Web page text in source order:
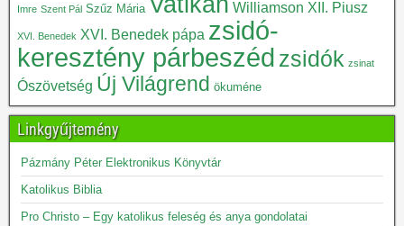
Imre Szent Pál Szűz Mária Williamson XII. Piusz
XVI. Benedek XVI. Benedek pápa zsidó-
keresztény párbeszéd zsidók zsinat
Ószövetség Új Világrend ökuméne
Linkgyűjtemény
Pázmány Péter Elektronikus Könyvtár
Katolikus Biblia
Pro Christo – Egy katolikus feleség és anya gondolatai